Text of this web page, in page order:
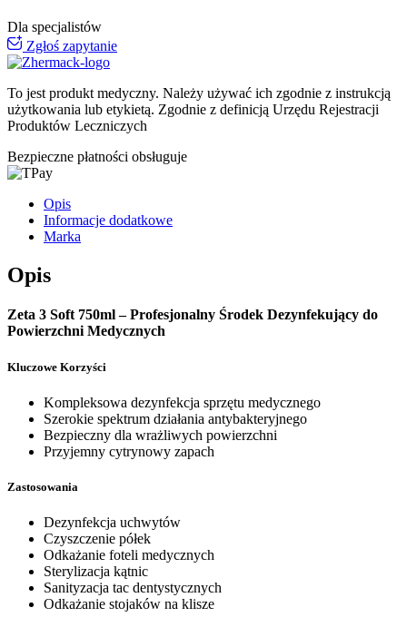
Dla specjalistów
Zgłoś zapytanie
To jest produkt medyczny. Należy używać ich zgodnie z instrukcją
użytkowania lub etykietą. Zgodnie z definicją Urzędu Rejestracji
Produktów Leczniczych
Bezpieczne płatności obsługuje
Opis
Informacje dodatkowe
Marka
Opis
Zeta 3 Soft 750ml – Profesjonalny Środek Dezynfekujący do
Powierzchni Medycznych
Kluczowe Korzyści
Kompleksowa dezynfekcja sprzętu medycznego
Szerokie spektrum działania antybakteryjnego
Bezpieczny dla wrażliwych powierzchni
Przyjemny cytrynowy zapach
Zastosowania
Dezynfekcja uchwytów
Czyszczenie półek
Odkażanie foteli medycznych
Sterylizacja kątnic
Sanityzacja tac dentystycznych
Odkażanie stojaków na klisze